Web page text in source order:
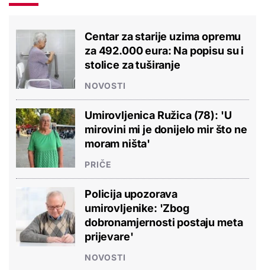
Centar za starije uzima opremu
za 492.000 eura: Na popisu su i
stolice za tuširanje
NOVOSTI
Umirovljenica Ružica (78): 'U
mirovini mi je donijelo mir što ne
moram ništa'
PRIČE
Policija upozorava
umirovljenike: 'Zbog
dobronamjernosti postaju meta
prijevare'
NOVOSTI